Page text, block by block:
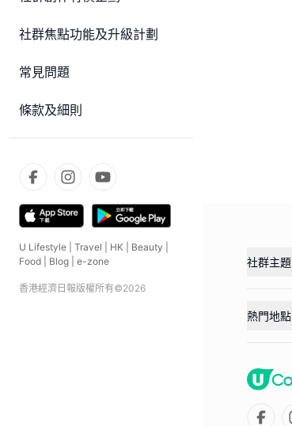
社群焦點功能及升級計劃
常見問題
條款及細則
U Lifestyle Travel HK Beauty
Food
Blog e-zone
香港經濟日報版權所有©2026
社群主題
熱門地點